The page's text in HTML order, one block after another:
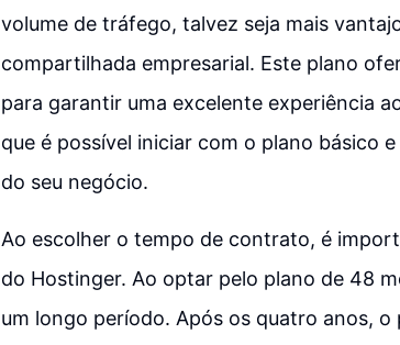
volume de tráfego, talvez seja mais
compartilhada empresarial. Este plano
para garantir uma excelente experiência
que é possível iniciar com o plano básico
do seu negócio.
Ao escolher o tempo de contrato, é
do Hostinger. Ao optar pelo plano de 48
um longo período. Após os quatro anos,